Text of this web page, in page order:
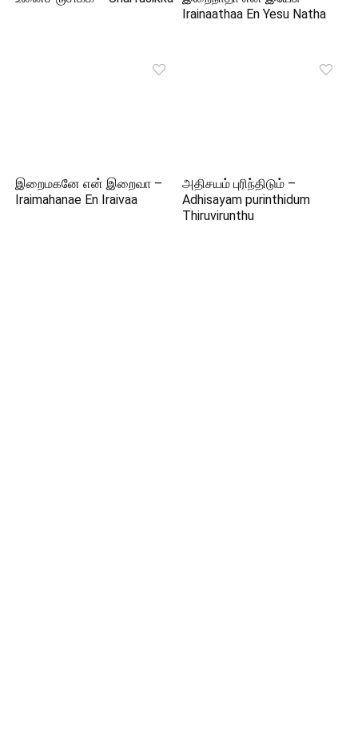
Irainaathaa En Yesu Natha
இறைமகனே என் இறைவா –
Iraimahanae En Iraivaa
அதிசயம் புரிந்திடும் –
Adhisayam purinthidum
Thiruvirunthu